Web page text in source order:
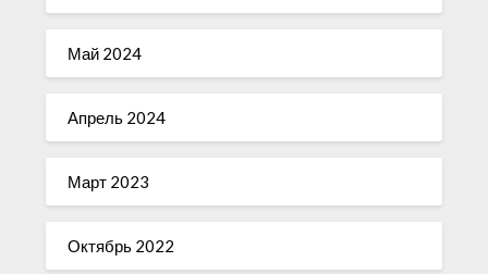
Май 2024
Апрель 2024
Март 2023
Октябрь 2022